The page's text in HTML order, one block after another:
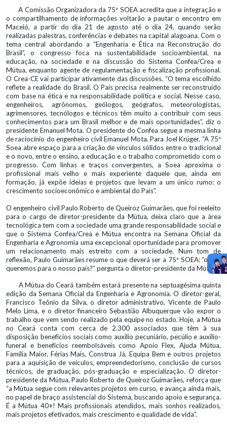
A Comissão Organizadora da 75ª SOEA acredita que a integração e
o compartilhamento de informações voltarão a pautar o encontro em
Maceió, a partir do dia 21 de agosto até o dia 24, quando serão
realizadas palestras, conferências e debates na capital alagoana. Com o
tema central abordando a “Engenharia e Ética na Reconstrução do
Brasil”, o congresso foca na sustentabilidade socioambiental, na
educação, na sociedade e na discussão do Sistema Confea/Crea e
Mútua, enquanto agente de regulamentação e fiscalização profissional.
O Crea-CE vai participar ativamente das discussões. “O tema escolhido
reflete a realidade do Brasil. O País precisa realmente ser reconstruído
com base na ética e na responsabilidade política e social. Nesse caso,
engenheiros, agrônomos, geólogos, geógrafos, meteorologistas,
agrimensores, tecnólogos e técnicos têm muito a contribuir com seus
conhecimentos para um Brasil melhor e de mais oportunidades”, diz o
presidente Emanuel Mota. O presidente do Confea segue a mesma linha
de raciocínio do engenheiro civil Emanuel Mota. Para Joel Krüger, “A 75ª
Soea abre espaço para a criação de vínculos sólidos entre o tradicional
e o novo, entre o ensino, a educação e o trabalho comprometido com o
progresso. Com linhas e traços convergentes, a Soea aproxima o
profissional mais velho e mais experiente daquele que, ainda em
formação, já expõe ideias e projetos que levam a um único rumo: o
crescimento socioeconômico e ambiental do País”.
O engenheiro civil Paulo Roberto de Queiroz Guimarães, que foi reeleito
para o cargo de diretor-presidente da Mútua, deixa claro que a área
tecnológica tem com a sociedade uma grande responsabilidade social e
que o Sistema Confea/Crea e Mútua encontra na Semana Oficial da
Engenharia e Agronomia uma excepcional oportunidade para promover
um relacionamento mais estreito com a sociedade. Num tom de
reflexão, Paulo Guimarães resume o que deverá ser a 75ª SOEA: “o que
queremos para o nosso país?” pergunta o diretor-presidente da Mútua.
A Mútua do Ceará também estará presente na septuagésima quinta
edição da Semana Oficial da Engenharia e Agronomia. O diretor-geral,
Francisco Teônio da Silva, o diretor administrativo, Vicente de Paulo
Melo Lima, e o diretor financeiro Sebastião Albuquerque vão expor o
trabalho que vem sendo realizado pela equipe no estado. Hoje, a Mútua
no Ceará conta com cerca de 2.300 associados que têm à sua
disposição benefícios sociais como auxílio pecuniário, pecúlio e auxílio-
funeral e benefícios reembolsáveis como Apoio Flex, Ajuda Mútua,
Família Maior, Férias Mais, Construa Já, Equipa Bem e outros projetos
para a aquisição de veículos, empreendedorismo, conclusão de cursos
técnicos, de graduação, pós-graduação e especialização. O diretor-
presidente da Mútua, Paulo Roberto de Queiroz Guimarães, reforça que
“a Mútua segue com relevantes projetos em curso, e avança ainda mais,
no papel de braço assistencial do Sistema, buscando apoio e segurança.
É a Mútua 40+! Mais profissionais atendidos, mais sonhos realizados,
mais projetos efetivados, mais crescimento e qualidade de vida”.